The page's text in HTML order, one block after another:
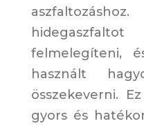
felmelegíteni,
használt
összekeverni.
gyors és